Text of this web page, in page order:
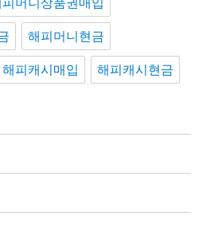
머니상품권매입
해피머니현금
해피캐시매입 해피캐시현금